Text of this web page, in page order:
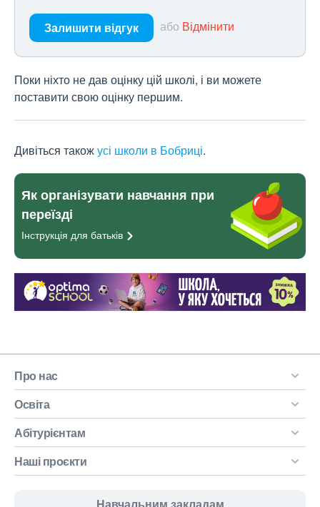
Залишити відгук або Відмінити
Поки ніхто не дав оцінку цій школі, і ви можете
поставити свою оцінку першим.
Дивіться такожусі школи в Бобриці.
Як організувати навчання при
переїзді
Інструкція для батьків
Про нас
Освіта
Абітурієнтам
Наші проєкти